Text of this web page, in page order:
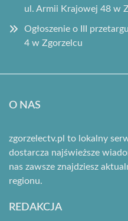
ul. Armii Krajowej 48 w
Ogłoszenie o III
4 w Zgorzelcu
O NAS
zgorzelectv.pl to lokalny
dostarcza najświeższe
nas zawsze znajdziesz
regionu.
REDAKCJA